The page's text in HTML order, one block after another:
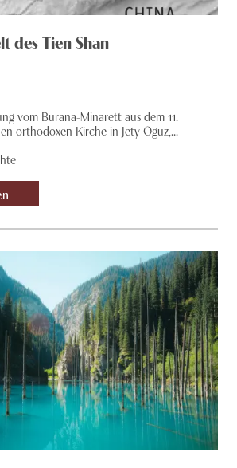
des Tien Shan
vom Burana-Minarett aus dem 11.
orthodoxen Kirche in Jety Oguz,...